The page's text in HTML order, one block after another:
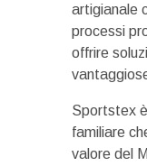
artigianale
processi
offrire
Sportstex
familiare
valore del